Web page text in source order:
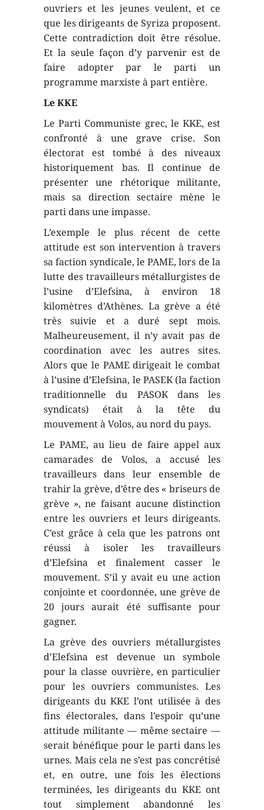
ouvriers et les jeunes veulent, et ce
que les dirigeants de Syriza proposent.
Cette contradiction doit être résolue.
Et la seule façon d’y parvenir est de
faire adopter par le parti un
programme marxiste à part entière.
Le KKE
Le Parti Communiste grec, le KKE, est
confronté à une grave crise. Son
électorat est tombé à des niveaux
historiquement bas. Il continue de
présenter une rhétorique militante,
mais sa direction sectaire mène le
parti dans une impasse.
L’exemple le plus récent de cette
attitude est son intervention à travers
sa faction syndicale, le PAME, lors de la
lutte des travailleurs métallurgistes de
l’usine d’Elefsina, à environ 18
kilomètres d’Athènes. La grève a été
très suivie et a duré sept mois.
Malheureusement, il n’y avait pas de
coordination avec les autres sites.
Alors que le PAME dirigeait le combat
à l’usine d’Elefsina, le PASEK (la faction
traditionnelle du PASOK dans les
syndicats) était à la tête du
mouvement à Volos, au nord du pays.
Le PAME, au lieu de faire appel aux
camarades de Volos, a accusé les
travailleurs dans leur ensemble de
trahir la grève, d’être des « briseurs de
grève », ne faisant aucune distinction
entre les ouvriers et leurs dirigeants.
C’est grâce à cela que les patrons ont
réussi à isoler les travailleurs
d’Elefsina et finalement casser le
mouvement. S’il y avait eu une action
conjointe et coordonnée, une grève de
20 jours aurait été suffisante pour
gagner.
La grève des ouvriers métallurgistes
d’Elefsina est devenue un symbole
pour la classe ouvrière, en particulier
pour les ouvriers communistes. Les
dirigeants du KKE l’ont utilisée à des
fins électorales, dans l’espoir qu’une
attitude militante — même sectaire —
serait bénéfique pour le parti dans les
urnes. Mais cela ne s’est pas concrétisé
et, en outre, une fois les élections
terminées, les dirigeants du KKE ont
tout simplement abandonné les